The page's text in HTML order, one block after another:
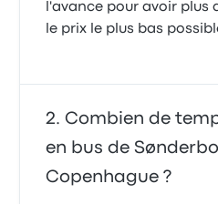
l'avance pour avoir plus
le prix le plus bas
Combien de
en bus de
Copenhague ?